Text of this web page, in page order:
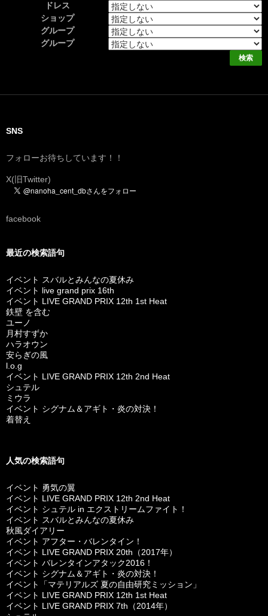
ドレス
ショップ
グループ
グループ
SNS
フォローお待ちしています！！
X(旧Twitter)
facebook
最近の検索語句
イベント スバルとみんなの夏休み
イベント live grand prix 16th
イベント LIVE GRAND PRIX 12th 1st Heat
鉄壁 を含む
ユーノ
月村すずか
ハラオウン
安らぎの風
l.o.g
イベント LIVE GRAND PRIX 12th 2nd Heat
シュテル
ミウラ
イベント シグナム＆アギト・炎の対決！
着替え
人気の検索語句
イベント 勇気の翼
イベント LIVE GRAND PRIX 12th 2nd Heat
イベント シュテル in エクストリームファイト！
イベント スバルとみんなの夏休み
秋風ダイアリー
イベント アフター・バレンタイン！
イベント LIVE GRAND PRIX 20th（2017年）
イベント バレンタインアタック2016！
イベント シグナム＆アギト・炎の対決！
イベント「マテリアルズ 夏の自由研究ミッション」
イベント LIVE GRAND PRIX 12th 1st Heat
イベント LIVE GRAND PRIX 7th（2014年）